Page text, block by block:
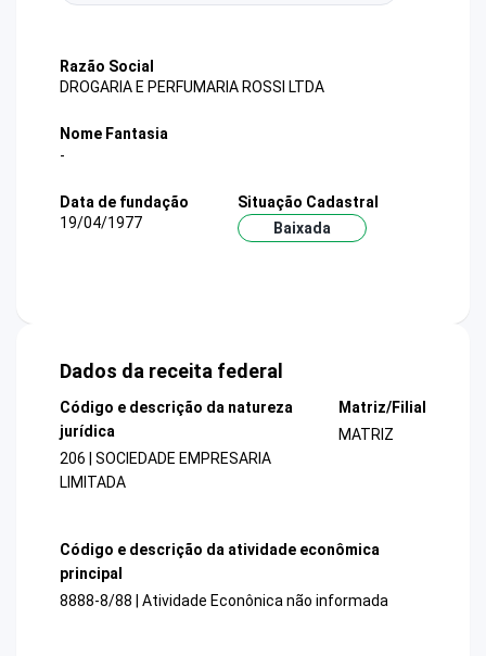
Razão Social
DROGARIA E PERFUMARIA ROSSI LTDA
Nome Fantasia
-
Data de fundação
19/04/1977
Situação Cadastral
Baixada
Dados da receita federal
Código e descrição da natureza
jurídica
206 | SOCIEDADE EMPRESARIA
LIMITADA
Matriz/Filial
MATRIZ
Código e descrição da atividade econômica
principal
8888-8/88 | Atividade Econônica não informada